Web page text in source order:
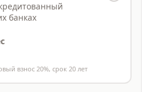
банках
взнос 20%, срок 20 лет